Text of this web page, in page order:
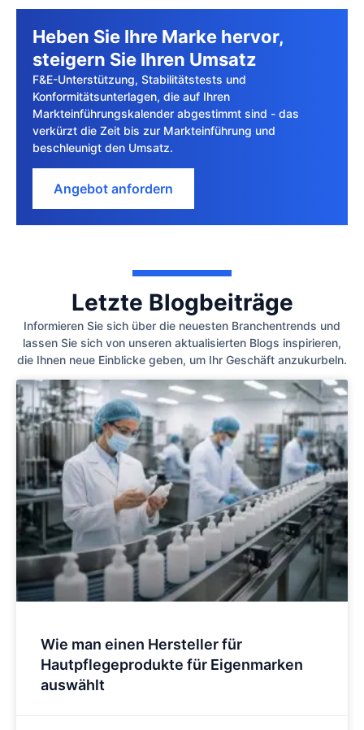
Heben Sie Ihre Marke hervor,
steigern Sie Ihren Umsatz
F&E-Unterstützung, Stabilitätstests und
Konformitätsunterlagen, die auf Ihren
Markteinführungskalender abgestimmt sind - das
verkürzt die Zeit bis zur Markteinführung und
beschleunigt den Umsatz.
Angebot anfordern
Letzte Blogbeiträge
Informieren Sie sich über die neuesten Branchentrends und
lassen Sie sich von unseren aktualisierten Blogs inspirieren,
die Ihnen neue Einblicke geben, um Ihr Geschäft anzukurbeln.
Wie man einen Hersteller für
Hautpflegeprodukte für Eigenmarken
auswählt